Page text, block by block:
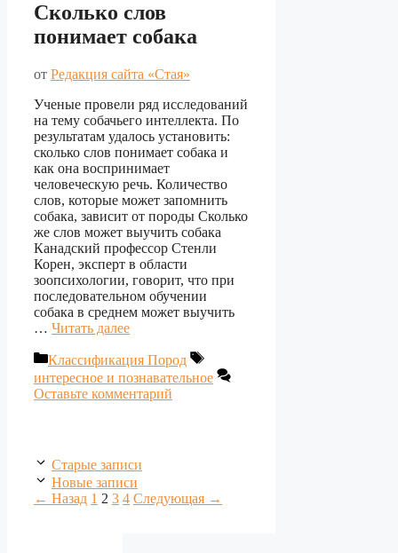
Сколько слов
понимает собака
от Редакция сайта «Стая»
Ученые провели ряд исследований
на тему собачьего интеллекта. По
результатам удалось установить:
сколько слов понимает собака и
как она воспринимает
человеческую речь. Количество
слов, которые может запомнить
собака, зависит от породы Сколько
же слов может выучить собака
Канадский профессор Стенли
Корен, эксперт в области
зоопсихологии, говорит, что при
последовательном обучении
собака в среднем может выучить
… Читать далее
Рубрики
Классификация Пород
Метки
интересное и познавательное
Оставьте комментарий
Старые записи
Новые записи
← Назад Страница
1 Страница
2 Страница
3 Страница
4 Следующая →